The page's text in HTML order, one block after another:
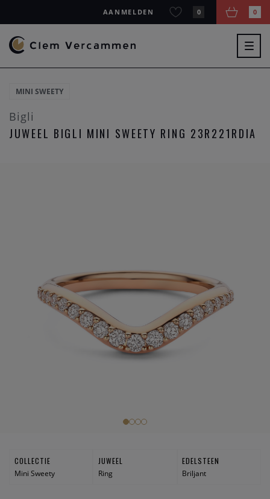
AANMELDEN 0 0
MINI SWEETY
Bigli
JUWEEL BIGLI MINI SWEETY RING 23R221RDIA
COLLECTIE
Mini Sweety
JUWEEL
Ring
EDELSTEEN
Briljant